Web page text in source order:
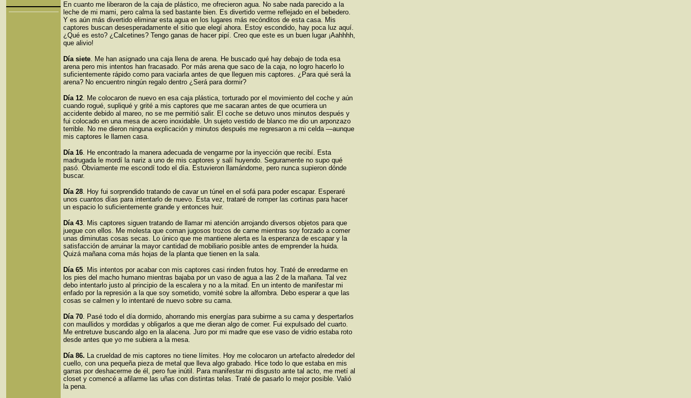
En cuanto me liberaron de la caja de plástico, me ofrecieron agua. No sabe nada parecido a la
leche de mi mami, pero calma la sed bastante bien. Es divertido verme reflejado en el bebedero.
Y es aún más divertido eliminar esta agua en los lugares más recónditos de esta casa. Mis
captores buscan desesperadamente el sitio que elegí ahora. Estoy escondido, hay poca luz aquí.
¿Qué es esto? ¿Calcetines? Tengo ganas de hacer pipí. Creo que este es un buen lugar ¡Aahhhh,
que alivio!
Día siete. Me han asignado una caja llena de arena. He buscado qué hay debajo de toda esa
arena pero mis intentos han fracasado. Por más arena que saco de la caja, no logro hacerlo lo
suficientemente rápido como para vaciarla antes de que lleguen mis captores. ¿Para qué será la
arena? No encuentro ningún regalo dentro ¿Será para dormir?
Día 12. Me colocaron de nuevo en esa caja plástica, torturado por el movimiento del coche y aún
cuando rogué, supliqué y grité a mis captores que me sacaran antes de que ocurriera un
accidente debido al mareo, no se me permitió salir. El coche se detuvo unos minutos después y
fui colocado en una mesa de acero inoxidable. Un sujeto vestido de blanco me dio un arponzazo
terrible. No me dieron ninguna explicación y minutos después me regresaron a mi celda —aunque
mis captores le llamen casa.
Día 16. He encontrado la manera adecuada de vengarme por la inyección que recibí. Esta
madrugada le mordí la nariz a uno de mis captores y salí huyendo. Seguramente no supo qué
pasó. Obviamente me escondí todo el día. Estuvieron llamándome, pero nunca supieron dónde
buscar.
Día 28. Hoy fui sorprendido tratando de cavar un túnel en el sofá para poder escapar. Esperaré
unos cuantos días para intentarlo de nuevo. Esta vez, trataré de romper las cortinas para hacer
un espacio lo suficientemente grande y entonces huir.
Día 43. Mis captores siguen tratando de llamar mi atención arrojando diversos objetos para que
juegue con ellos. Me molesta que coman jugosos trozos de carne mientras soy forzado a comer
unas diminutas cosas secas. Lo único que me mantiene alerta es la esperanza de escapar y la
satisfacción de arruinar la mayor cantidad de mobiliario posible antes de emprender la huida.
Quizá mañana coma más hojas de la planta que tienen en la sala.
Día 65. Mis intentos por acabar con mis captores casi rinden frutos hoy. Traté de enredarme en
los pies del macho humano mientras bajaba por un vaso de agua a las 2 de la mañana. Tal vez
debo intentarlo justo al principio de la escalera y no a la mitad. En un intento de manifestar mi
enfado por la represión a la que soy sometido, vomité sobre la alfombra. Debo esperar a que las
cosas se calmen y lo intentaré de nuevo sobre su cama.
Día 70. Pasé todo el día dormido, ahorrando mis energías para subirme a su cama y despertarlos
con maullidos y mordidas y obligarlos a que me dieran algo de comer. Fui expulsado del cuarto.
Me entretuve buscando algo en la alacena. Juro por mi madre que ese vaso de vidrio estaba roto
desde antes que yo me subiera a la mesa.
Día 86. La crueldad de mis captores no tiene límites. Hoy me colocaron un artefacto alrededor del
cuello, con una pequeña pieza de metal que lleva algo grabado. Hice todo lo que estaba en mis
garras por deshacerme de él, pero fue inútil. Para manifestar mi disgusto ante tal acto, me metí al
closet y comencé a afilarme las uñas con distintas telas. Traté de pasarlo lo mejor posible. Valió
la pena.